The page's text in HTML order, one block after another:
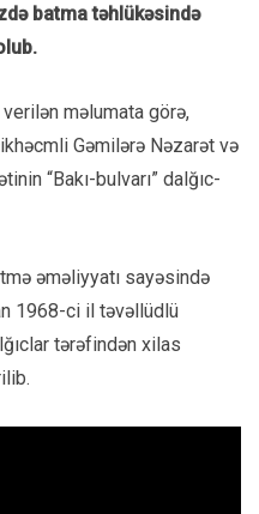
batma təhlükəsində
məlumata görə,
əcmli Gəmilərə Nəzarət və
“Bakı-bulvarı” dalğıc-
əməliyyatı sayəsində
1968-ci il təvəllüdlü
tərəfindən xilas